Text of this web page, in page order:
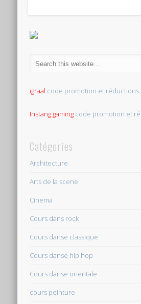
igraal code promotion et réductions
Instang gaming code promotion et
Catégories
Architecture
Arts de la scene
Cinema
Cours dans rock
Cours danse classique
Cours danse hip hop
Cours danse orientale
cours peinture